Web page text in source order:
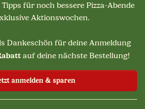
für noch bessere Pizza-Abende
Aktionswochen.
Dankeschön für deine Anmeldung
auf deine nächste Bestellung!
anmelden & sparen